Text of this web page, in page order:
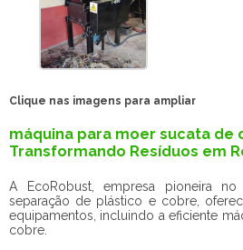
Clique nas imagens para ampliar
máquina para moer sucata de
Transformando Resíduos em
A EcoRobust, empresa pioneira
separação de plástico e cobre,
equipamentos, incluindo a eficiente
cobre.